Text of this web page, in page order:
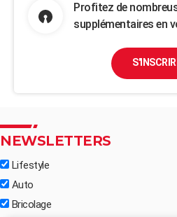
Profitez de
supplémentaires en
NEWSLETTERS
Lifestyle
Auto
Bricolage